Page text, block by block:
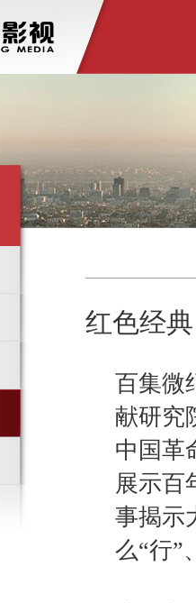
红色经典
百集微
献研究
中国革
展示百
事揭示
么“行”